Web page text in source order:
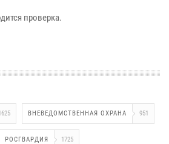
проверка.
ВНЕВЕДОМСТВЕННАЯ ОХРАНА 951
РОСГВАРДИЯ 1725